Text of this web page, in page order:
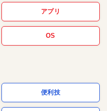
アプリ
OS
便利技